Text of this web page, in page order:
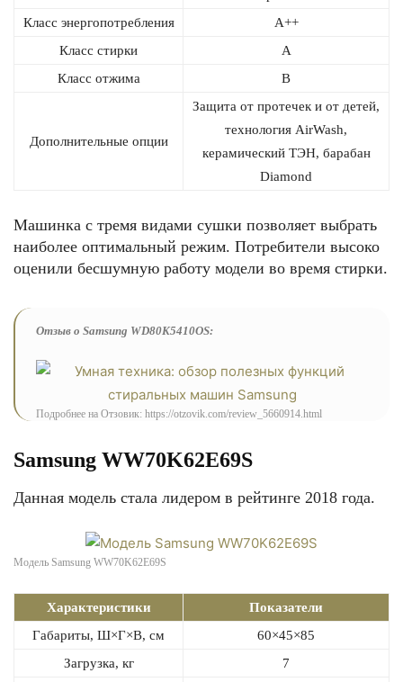
Класс энергопотребления
А++
Класс стирки
А
Класс отжима
В
Дополнительные опции
Защита от протечек и от детей,
технология AirWash,
керамический ТЭН, барабан
Diamond
Машинка с тремя видами сушки позволяет выбрать
наиболее оптимальный режим. Потребители высоко
оценили бесшумную работу модели во время стирки.
Отзыв о Samsung WD80K5410OS:
Подробнее на Отзовик: https://otzovik.com/review_5660914.html
Samsung WW70K62E69S
Данная модель стала лидером в рейтинге 2018 года.
Модель Samsung WW70K62E69S
Характеристики
Показатели
Габариты, Ш×Г×В, см
60×45×85
Загрузка, кг
7